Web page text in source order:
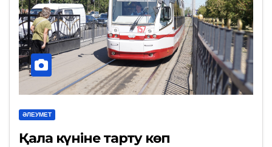
ӘЛЕУМЕТ
Қала күніне тарту көп